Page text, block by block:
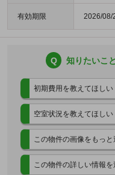
有効期限 2026/08/
Q 知りたいこ
初期費用を教えてほしい
空室状況を教えてほしい
この物件の画像をもっ
この物件の詳しい情報を